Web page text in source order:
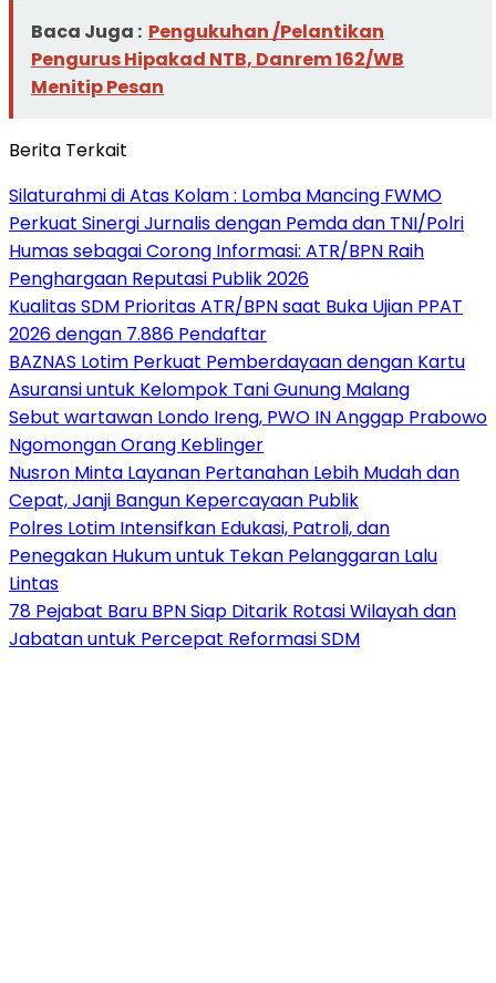
Baca Juga : Pengukuhan /Pelantikan
Pengurus Hipakad NTB, Danrem 162/WB
Menitip Pesan
Berita Terkait
Silaturahmi di Atas Kolam : Lomba Mancing FWMO
Perkuat Sinergi Jurnalis dengan Pemda dan TNI/Polri
Humas sebagai Corong Informasi: ATR/BPN Raih
Penghargaan Reputasi Publik 2026
Kualitas SDM Prioritas ATR/BPN saat Buka Ujian PPAT
2026 dengan 7.886 Pendaftar
BAZNAS Lotim Perkuat Pemberdayaan dengan Kartu
Asuransi untuk Kelompok Tani Gunung Malang
Sebut wartawan Londo Ireng, PWO IN Anggap Prabowo
Ngomongan Orang Keblinger
Nusron Minta Layanan Pertanahan Lebih Mudah dan
Cepat, Janji Bangun Kepercayaan Publik
Polres Lotim Intensifkan Edukasi, Patroli, dan
Penegakan Hukum untuk Tekan Pelanggaran Lalu
Lintas
78 Pejabat Baru BPN Siap Ditarik Rotasi Wilayah dan
Jabatan untuk Percepat Reformasi SDM